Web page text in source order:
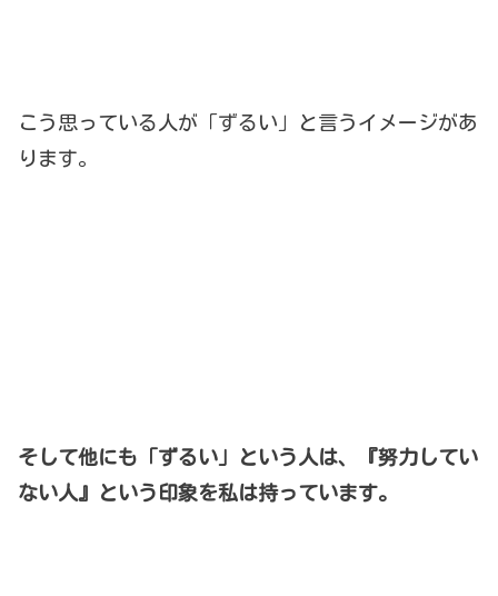
こう思っている人が「ずるい」と言うイメージがあ
ります。
そして他にも「ずるい」という人は、『努力してい
ない人』という印象を私は持っています。